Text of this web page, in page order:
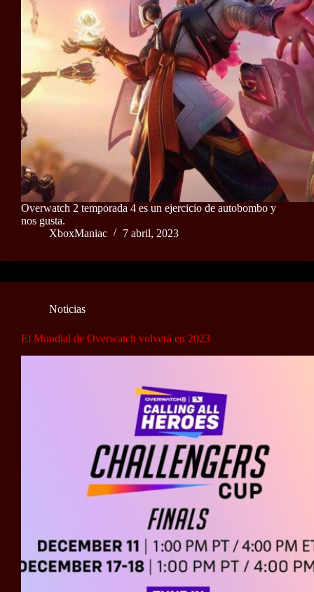
Overwatch 2 temporada 4 es un ejercicio de autobombo y
nos gusta.
XboxManiac
7 abril, 2023
Noticias
El Mundial de Overwatch volverá en 2023